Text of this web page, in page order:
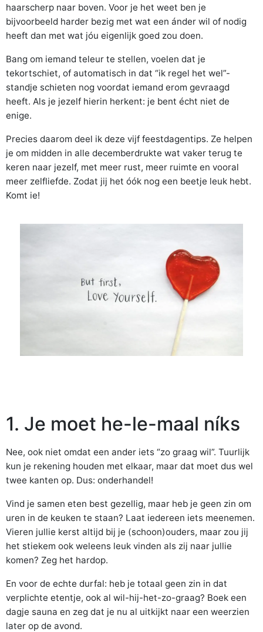
haarscherp naar boven. Voor je het weet ben je
bijvoorbeeld harder bezig met wat een ánder wil of nodig
heeft dan met wat jóu eigenlijk goed zou doen.
Bang om iemand teleur te stellen, voelen dat je
tekortschiet, of automatisch in dat “ik regel het wel”-
standje schieten nog voordat iemand erom gevraagd
heeft. Als je jezelf hierin herkent: je bent écht niet de
enige.
Precies daarom deel ik deze vijf feestdagentips. Ze helpen
je om midden in alle decemberdrukte wat vaker terug te
keren naar jezelf, met meer rust, meer ruimte en vooral
meer zelfliefde. Zodat jij het óók nog een beetje leuk hebt.
Komt ie!
1. Je moet he-le-maal níks
Nee, ook niet omdat een ander iets “zo graag wil”. Tuurlijk
kun je rekening houden met elkaar, maar dat moet dus wel
twee kanten op. Dus: onderhandel!
Vind je samen eten best gezellig, maar heb je geen zin om
uren in de keuken te staan? Laat iedereen iets meenemen.
Vieren jullie kerst altijd bij je (schoon)ouders, maar zou jij
het stiekem ook weleens leuk vinden als zij naar jullie
komen? Zeg het hardop.
En voor de echte durfal: heb je totaal geen zin in dat
verplichte etentje, ook al wil-hij-het-zo-graag? Boek een
dagje sauna en zeg dat je nu al uitkijkt naar een weerzien
later op de avond.